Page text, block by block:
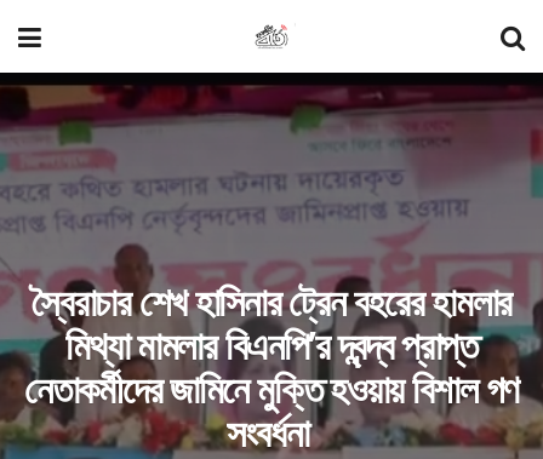
স্বৈরাচার শেখ হাসিনার ট্রেন বহরের হামলার
মিথ্যা মামলার বিএনপি’র দ্বন্দ্ব প্রাপ্ত
নেতাকর্মীদের জামিনে মুক্তি হওয়ায় বিশাল গণ
সংবর্ধনা